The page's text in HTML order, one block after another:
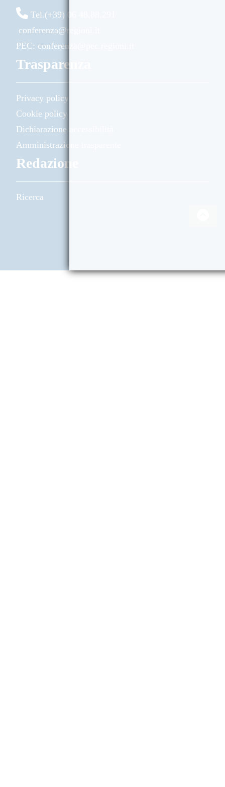
Tel.(+39) 06 48.88.291
conferenza@regioni.it
PEC: conferenza@pec.regioni.it
Trasparenza
Privacy policy
Cookie policy
Dichiarazione accessibilità
Amministrazione trasparente
Redazione
Ricerca